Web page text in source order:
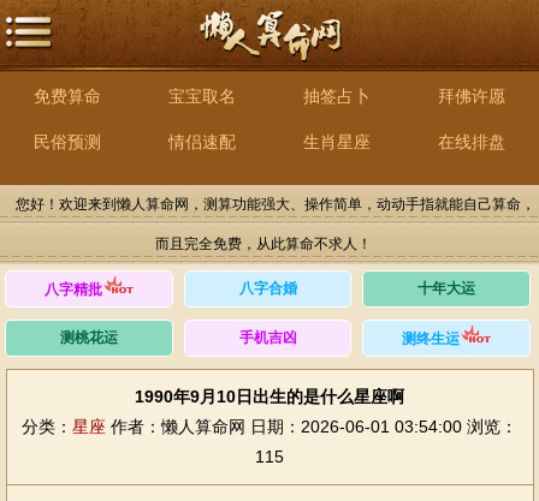
免费算命 宝宝取名 抽签占卜 拜佛许愿
民俗预测 情侣速配 生肖星座 在线排盘
您好！欢迎来到懒人算命网，测算功能强大、操作简单，动动手指就能自己算命，
而且完全免费，从此算命不求人！
八字精批 八字合婚 十年大运
测桃花运 手机吉凶 测终生运
1990年9月10日出生的是什么星座啊
分类： 星座 作者：懒人算命网 日期：2026-06-01 03:54:00 浏览：
115